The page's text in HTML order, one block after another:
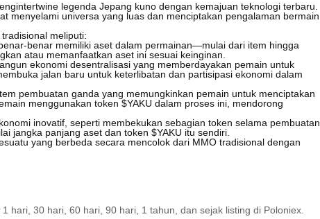
legenda Jepang kuno dengan kemajuan teknologi terbaru.
menyelami universa yang luas dan menciptakan pengalaman bermain
meliputi:
benar memiliki aset dalam permainan—mulai dari item hingga
atau memanfaatkan aset ini sesuai keinginan.
ekonomi desentralisasi yang memberdayakan pemain untuk
jalan baru untuk keterlibatan dan partisipasi ekonomi dalam
pembuatan ganda yang memungkinkan pemain untuk menciptakan
menggunakan token $YAKU dalam proses ini, mendorong
inovatif, seperti membekukan sebagian token selama pembuatan
jangka panjang aset dan token $YAKU itu sendiri.
yang berbeda secara mencolok dari MMO tradisional dengan
hari, 30 hari, 60 hari, 90 hari, 1 tahun, dan sejak listing di Poloniex.